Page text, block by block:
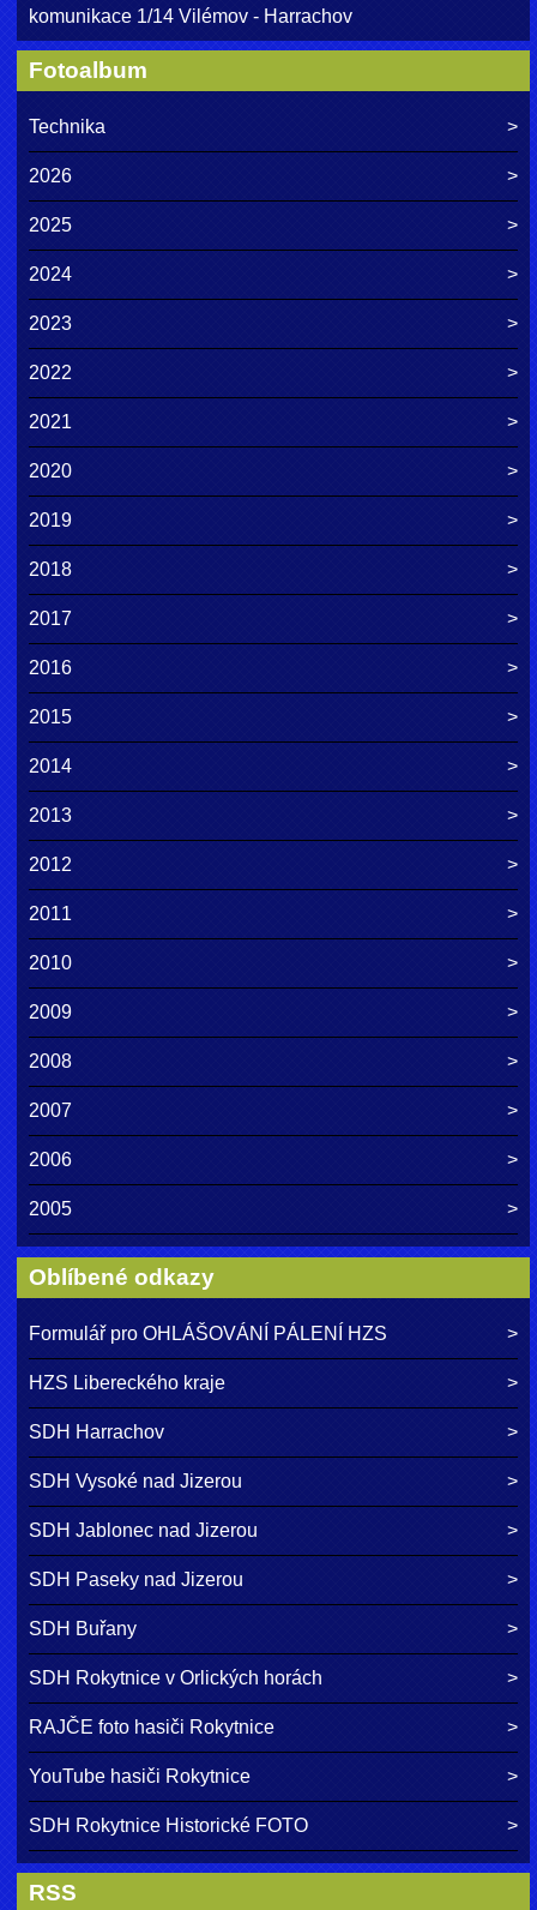
komunikace 1/14 Vilémov - Harrachov
Fotoalbum
Technika
2026
2025
2024
2023
2022
2021
2020
2019
2018
2017
2016
2015
2014
2013
2012
2011
2010
2009
2008
2007
2006
2005
Oblíbené odkazy
Formulář pro OHLÁŠOVÁNÍ PÁLENÍ HZS
HZS Libereckého kraje
SDH Harrachov
SDH Vysoké nad Jizerou
SDH Jablonec nad Jizerou
SDH Paseky nad Jizerou
SDH Buřany
SDH Rokytnice v Orlických horách
RAJČE foto hasiči Rokytnice
YouTube hasiči Rokytnice
SDH Rokytnice Historické FOTO
RSS